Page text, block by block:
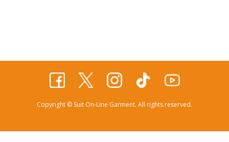
Copyrig​ht © Suit On-Line Garment. All rights reserved.